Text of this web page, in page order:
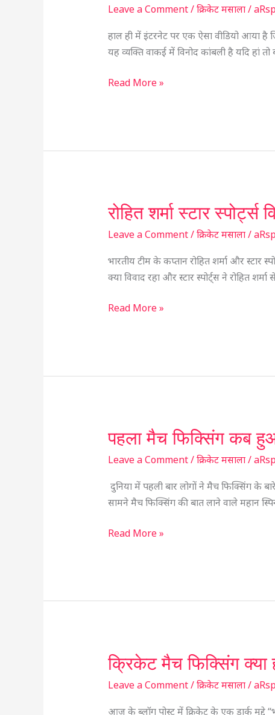
Leave a Comment/क्रिकेट मसाला/
हाल ही में इंटरनेट पर एक ऐसा वीडियो आया
यह व्यक्ति वाकई में विनोद कांबली है यदि
विनोद
कांबली
वायरल
की
Read More »
रोहित शर्मा स्टार
Leave a Comment/क्रिकेट मसाला/
भारतीय टीम के कप्तान रोहित शर्मा और स्टार
क्या विवाद रहा और स्टार स्पोर्ट्स ने रोहित शर्मा
रोहित
स्टार
स्पोर्ट्स
विवाद
sportsgo
Read More »
पहला मैच फिक्सिंग कब
Leave a Comment/क्रिकेट मसाला/
दुनिया में पहली बार लोगों ने मैच फिक्सिंग के
सामने मैच फिक्सिंग की बात लाने वाले महान
पहला
फिक्सिंग
कब
हुआ
किया
हटा
बने
Read More »
क्रिकेट मैच फिक्सिंग क्या
Leave a Comment/क्रिकेट मसाला/
आज के ब्लॉग पोस्ट में क्रिकेट के एक डार्क
क्रिकेट
फिक्सिंग
क्या